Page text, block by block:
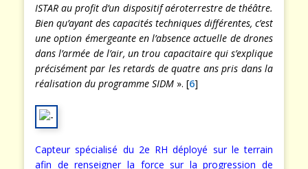
ISTAR au profit d’un dispositif aéroterrestre de théâtre.
Bien qu’ayant des capacités techniques différentes, c’est
une option émergeante en l’absence actuelle de drones
dans l’armée de l’air, un trou capacitaire qui s’explique
précisément par les retards de quatre ans pris dans la
réalisation du programme SIDM ». [6]
Capteur spécialisé du 2e RH déployé sur le terrain
afin de renseigner la force sur la progression de